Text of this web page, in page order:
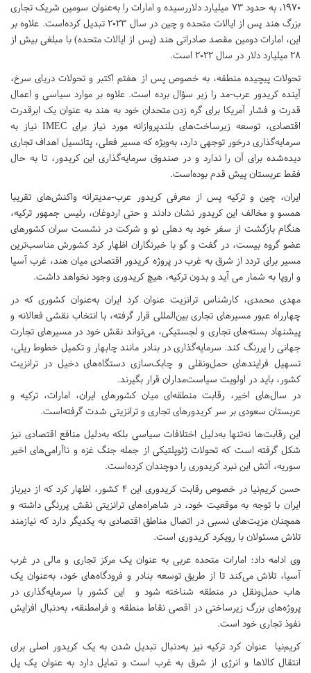
۱۹۷۰، به حدود ۷۳ میلیارد دلاررسیده و امارات را به‌عنوان سومین شریک تجاری
بزرگ هند پس از ایالات متحده و چین در سال ۲۰۲۳ تبدیل کرده‌است. علاوه بر
این، امارات دومین مقصد صادراتی هند (پس از ایالات متحده) با مبلغی بیش از
۲۸ میلیارد دلار در سال ۲۰۲۲ است.
تحولات پیچیده منطقه، به ‌خصوص پس از هفتم اکتبر و تحولات دریای سرخ،
آینده کریدور عرب-مد را زیر سؤال برده است. علاوه بر موارد سیاسی و اعمال
قدرت و فشار آمریکا برای گره زدن متحدان خود به هند به عنوان یک ابرقدرت
اقتصادی، توسعه زیرساخت‌های بلندپروازانه مورد نیاز برای IMEC نیاز به
سرمایه‌گذاری درخور توجهی دارد، به‌ویژه که مسیر فعلی، پتانسیل اهداف تجاری
دیده‌شده برای آن را ندارد و در صندوق سرمایه‌گذاری این کریدور، تا به حال
فقط عربستان پیش قدم بوده‌است.
ایران، چین و ترکیه پس از معرفی کریدور عرب-مدیترانه واکنش‌های تقریبا
همسو و مخالف این کریدور نشان دادند و حتی اردوغان، رئیس جمهور ترکیه،
هنگام بازگشت از سفر خود به دهلی نو و شرکت در نشست سران کشورهای
عضو گروه بیست، در گفت و گو با خبرنگاران اظهار کرد کشورش مناسب‌ترین
مسیر برای تردد از شرق به غرب در پروژه کریدور اقتصادی میان هند، غرب آسیا
و اروپا به شمار می آید و بدون ترکیه، هیچ کریدوری وجود نخواهد داشت.
مهدی محمدی، کارشناس ترانزیت عنوان کرد ایران به‌عنوان کشوری که در
چهارراه عبور مسیرهای تجاری بین‌المللی قرار گرفته، با انتخاب نقشی فعالانه و
پیشنهاد بسته‌های تجاری و لجستیکی، می‌تواند نقش خود در مسیرهای تجارت
جهانی را پررنگ کند. سرمایه‌گذاری در بنادر مانند چابهار و تکمیل خطوط ریلی،
تسهیل فرایندهای حمل‌ونقلی و چابک‌سازی دستگاه‌های دخیل در ترانزیت
کشور، باید در اولویت سیاست‌مداران قرار بگیرند.
در سال‌های اخیر، رقابت‌ منطقه‌ای میان کشورهای ایران، امارات، ترکیه و
عربستان سعودی بر سر کریدورهای تجاری و ترانزیتی شدت گرفته‌است.
این رقابت‌ها نه‌تنها به‌دلیل اختلافات سیاسی بلکه به‌دلیل منافع اقتصادی نیز
شکل گرفته است که تحولات ژئوپلتیکی از جمله جنگ غزه و ناآرامی‌های اخیر
سوریه، آتش این نبرد کریدوری را دوچندان کرده‌است.
حسن کریم‌نیا در خصوص رقابت کریدوری این 4 کشور، اظهار کرد که از دیرباز
ایران با توجه به موقعیت خود، در شاهراه‌های ترانزیتی نقش پررنگی داشته و
همچنان مزیت‌های نسبی در اتصال مناطق اقتصادی به یکدیگر دارد که نیازمند
تلاش مسئولان با رویکرد کریدوری است.
وی ادامه داد: امارات متحده عربی به‌ عنوان یک مرکز تجاری و مالی در غرب
آسیا، تلاش می‌کند تا از طریق توسعه بنادر و فرودگاه‌های خود، به‌عنوان یک
هاب حمل‌و‎نقل در منطقه شناخته شود و این کشور با سرمایه‌گذاری در
پروژه‌های بزرگ زیرساختی در اقصی نقاط منطقه و فرامطنقه، به‌دنبال افزایش
نفوذ تجاری خود است.
کریم‌نیا عنوان کرد ترکیه نیز به‌دنبال تبدیل شدن به یک کریدور اصلی برای
انتقال کالاها و انرژی از شرق به غرب است و تمایل دارد به‌ عنوان یک پل